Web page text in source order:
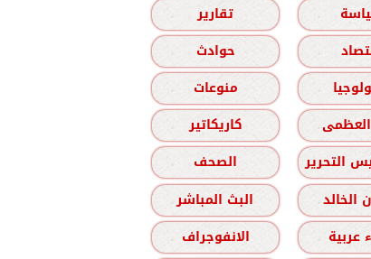
تقارير
حوادث
منوعات
كاريكاتير
التحرير
الصحف
الخالد
البث المباشر
عربية الانفوجراف